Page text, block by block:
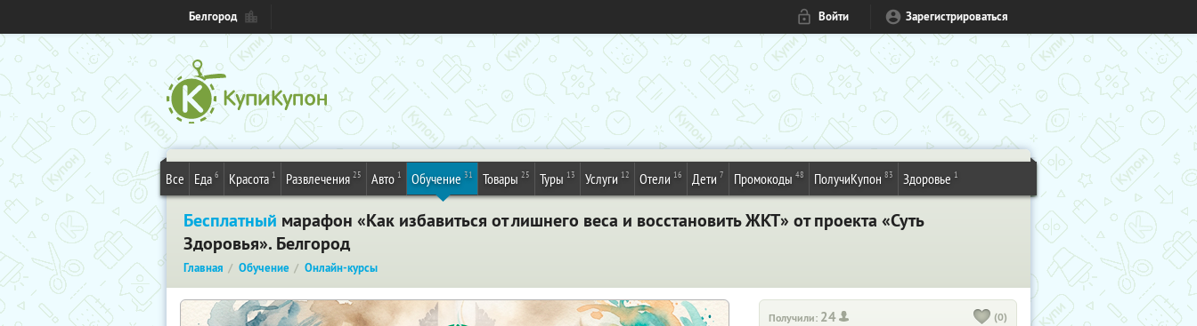
Белгород Войти Зарегистрироваться
Все Еда 6 Красота 1 Развлечения 25 Авто 1 Обучение 31 Товары 25 Туры 13 Услуги 12 Отели 16 Дети 7 Промокоды 48 ПолучиКупон 83 Здоровье 1
Бесплатный марафон «Как избавиться от лишнего веса и восстановить ЖКТ» от проекта «Суть
Здоровья». Белгород
Главная Обучение Онлайн-курсы
Получили: 24 (0)